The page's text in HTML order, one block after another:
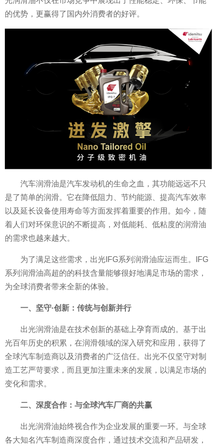
的优势，更赢得了国内外消费者的好评。
汽车润滑油是汽车发动机的生命之血，其功能远远不只
是了简单的润滑。它在降低阻力、节约能源、提高汽车效率
以及延长设备使用寿命等方面发挥着重要的作用。如今，随
着人们对环保意识的不断提高，对低能耗、低粘度的润滑油
的需求也越来越大。
为了满足这些需求，出光IFG系列润滑油应运而生。IFG
系列润滑油高超的的科技含量能够很好地满足市场的需求，
为全球消费者带来全新的体验。
一、坚守·创新：传统与创新并行
出光润滑油是在技术创新的基础上孕育而成的。基于出
光百年历史的积累，在润滑领域的深入研究和应用，获得了
全球汽车制造商以及消费者的广泛信任。出光不仅坚守对制
造工艺严苛要求，而且更加注重未来的发展，以满足市场的
变化和需求。
二、深度合作：与全球汽车厂商的共赢
出光润滑油始终视合作为企业发展的重要一环。与全球
各大知名汽车制造商深度合作，通过技术交流和产品研发，